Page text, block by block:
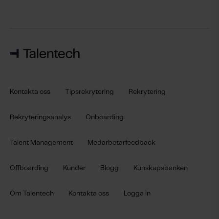
Kontakta oss Tipsrekrytering Rekrytering
Rekryteringsanalys Onboarding
Talent Management Medarbetarfeedback
Offboarding Kunder Blogg Kunskapsbanken
Om Talentech Kontakta oss Logga in